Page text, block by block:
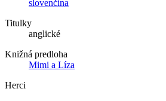
slovenčina
Titulky
anglické
Knižná predloha
Mimi a Líza
Herci